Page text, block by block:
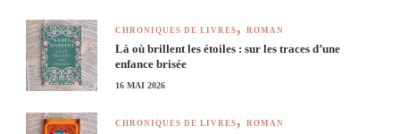
CHRONIQUES DE LIVRES ROMAN
Là où brillent les étoiles : sur les traces d’une
enfance brisée
16 MAI 2026
CHRONIQUES DE LIVRES ROMAN